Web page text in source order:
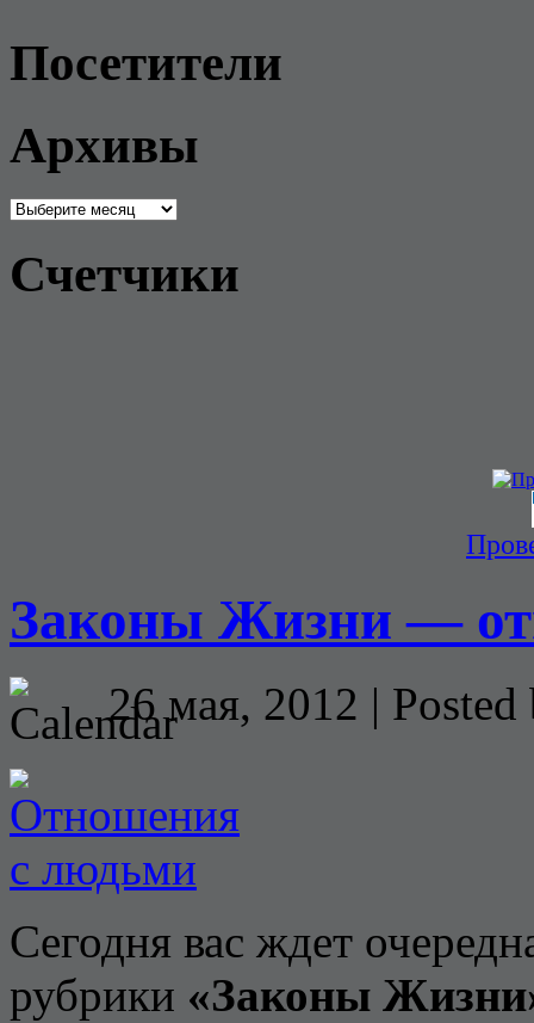
Посетители
Архивы
Архивы
Счетчики
Законы Жизни —
26 мая, 2012 | Posted
Сегодня вас ждет
рубрики «Законы